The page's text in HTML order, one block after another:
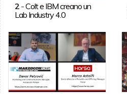
2-Colt e IBM creano un
Lab Industry 4.0